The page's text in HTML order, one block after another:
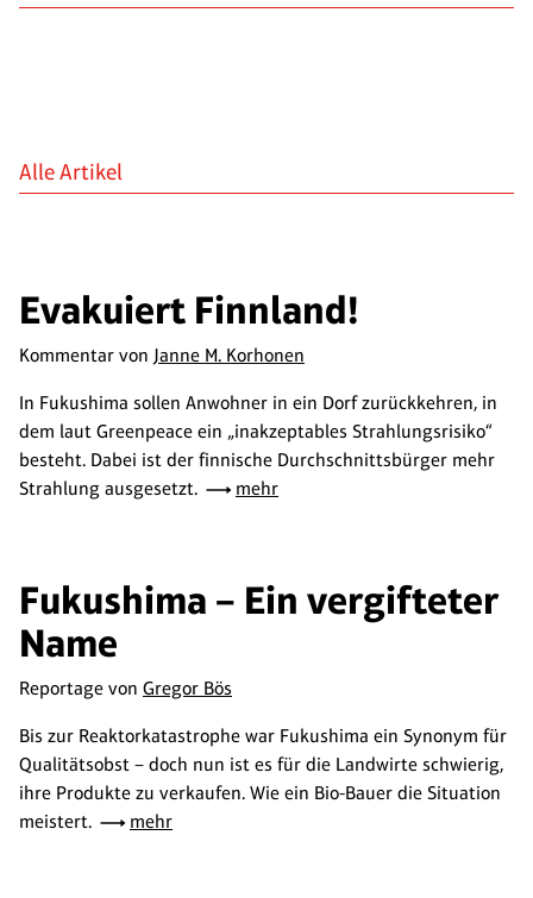
Alle Artikel
Evakuiert Finnland!
Kommentar von Janne M. Korhonen
In Fukushima sollen Anwohner in ein Dorf zurückkehren, in
dem laut Greenpeace ein „inakzeptables Strahlungsrisiko“
besteht. Dabei ist der finnische Durchschnittsbürger mehr
Strahlung ausgesetzt.
mehr
Fukushima – Ein vergifteter
Name
Reportage von Gregor Bös
Bis zur Reaktorkatastrophe war Fukushima ein Synonym für
Qualitätsobst – doch nun ist es für die Landwirte schwierig,
ihre Produkte zu verkaufen. Wie ein Bio-Bauer die Situation
meistert.
mehr